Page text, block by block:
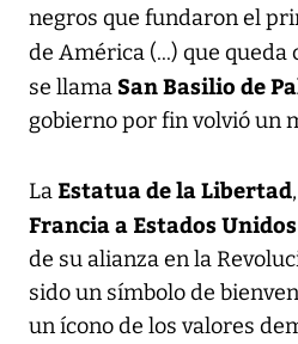
negros que fundaron el
de América (...) que queda
se llama San Basilio de
gobierno por fin volvió un
La Estatua de la Libertad
Francia a Estados Unidos
de su alianza en la
sido un símbolo de
un ícono de los valores